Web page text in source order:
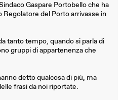
Gaspare Portobello che ha
Regolatore del Porto arrivasse in
tanto tempo, quando si parla di
gruppi di appartenenza che
detto qualcosa di più, ma
frasi da noi riportate.